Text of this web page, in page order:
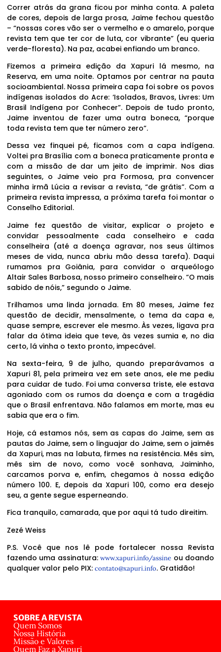
Correr atrás da grana ficou por minha conta. A paleta
de cores, depois de larga prosa, Jaime fechou questão
– “nossas cores vão ser o vermelho e o amarelo, porque
revista tem que ter cor de luta, cor vibrante” (eu queria
verde-floresta). Na paz, acabei enfiando um branco.
Fizemos a primeira edição da Xapuri lá mesmo, na
Reserva, em uma noite. Optamos por centrar na pauta
socioambiental. Nossa primeira capa foi sobre os povos
indígenas isolados do Acre: ‘Isolados, Bravos, Livres: Um
Brasil Indígena por Conhecer”. Depois de tudo pronto,
Jaime inventou de fazer uma outra boneca, “porque
toda revista tem que ter número zero”.
Dessa vez finquei pé, ficamos com a capa indígena.
Voltei pra Brasília com a boneca praticamente pronta e
com a missão de dar um jeito de imprimir. Nos dias
seguintes, o Jaime veio pra Formosa, pra convencer
minha irmã Lúcia a revisar a revista, “de grátis”. Com a
primeira revista impressa, a próxima tarefa foi montar o
Conselho Editorial.
Jaime fez questão de visitar, explicar o projeto e
convidar pessoalmente cada conselheiro e cada
conselheira (até a doença agravar, nos seus últimos
meses de vida, nunca abriu mão dessa tarefa). Daqui
rumamos pra Goiânia, para convidar o arqueólogo
Altair Sales Barbosa, nosso primeiro conselheiro. “O mais
sabido de nóis,” segundo o Jaime.
Trilhamos uma linda jornada. Em 80 meses, Jaime fez
questão de decidir, mensalmente, o tema da capa e,
quase sempre, escrever ele mesmo. Às vezes, ligava pra
falar da ótima ideia que teve, às vezes sumia e, no dia
certo, lá vinha o texto pronto, impecável.
Na sexta-feira, 9 de julho, quando preparávamos a
Xapuri 81, pela primeira vez em sete anos, ele me pediu
para cuidar de tudo. Foi uma conversa triste, ele estava
agoniado com os rumos da doença e com a tragédia
que o Brasil enfrentava. Não falamos em morte, mas eu
sabia que era o fim.
Hoje, cá estamos nós, sem as capas do Jaime, sem as
pautas do Jaime, sem o linguajar do Jaime, sem o jaimês
da Xapuri, mas na labuta, firmes na resistência. Mês sim,
mês sim de novo, como você sonhava, Jaiminho,
carcamos porva e, enfim, chegamos à nossa edição
número 100. E, depois da Xapuri 100, como era desejo
seu, a gente segue esperneando.
Fica tranquilo, camarada, que por aqui tá tudo direitim.
Zezé Weiss
P.S. Você que nos lê pode fortalecer nossa Revista
fazendo uma assinatura:www.xapuri.info/assine ou doando
qualquer valor pelo PIX: contato@xapuri.info. Gratidão!
SOBRE A REVISTA
Quem Somos
Nossa História
Missão e Valores
Quem Faz a Xapuri